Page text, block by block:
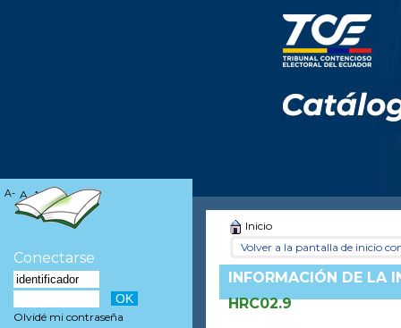
Inicio
Volver a la pantalla de inicio
INFORMACIÓN DE LA
HRC02.9
A- A A+
Conectarse
Olvidé mi contraseña